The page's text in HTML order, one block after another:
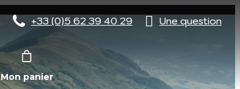
+33 (0)5 62 39 40 29 Une question
Mon panier